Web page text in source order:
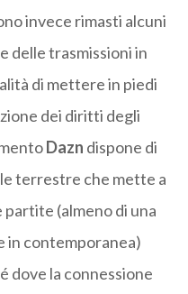
invece rimasti alcuni
delle trasmissioni in
di mettere in piedi
dei diritti degli
Dazn dispone di
terrestre che mette a
partite (almeno di una
in contemporanea)
dove la connessione